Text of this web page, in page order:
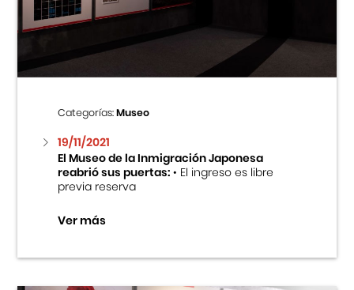
Categorías:Museo
19/11/2021
El Museo de la Inmigración Japonesa
reabrió sus puertas:• El ingreso es libre
previa reserva
Ver más